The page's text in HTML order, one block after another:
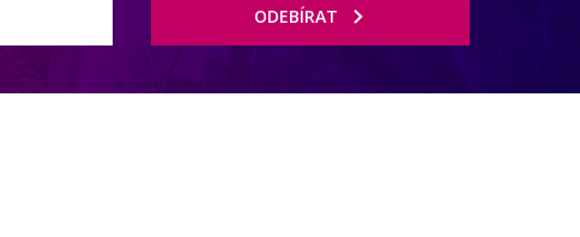
ODEBÍRAT